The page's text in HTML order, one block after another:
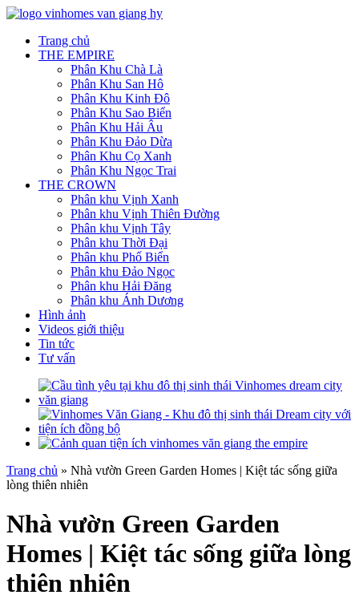
Trang chủ
THE EMPIRE
Phân Khu Chà Là
Phân Khu San Hô
Phân Khu Kinh Đô
Phân Khu Sao Biển
Phân Khu Hải Âu
Phân Khu Đảo Dừa
Phân Khu Cọ Xanh
Phân Khu Ngọc Trai
THE CROWN
Phân khu Vịnh Xanh
Phân khu Vịnh Thiên Đường
Phân khu Vịnh Tây
Phân khu Thời Đại
Phân khu Phố Biển
Phân khu Đảo Ngọc
Phân khu Hải Đăng
Phân khu Ánh Dương
Hình ảnh
Videos giới thiệu
Tin tức
Tư vấn
Trang chủ » Nhà vườn Green Garden Homes | Kiệt tác sống giữa
lòng thiên nhiên
Nhà vườn Green Garden
Homes | Kiệt tác sống giữa lòng
thiên nhiên